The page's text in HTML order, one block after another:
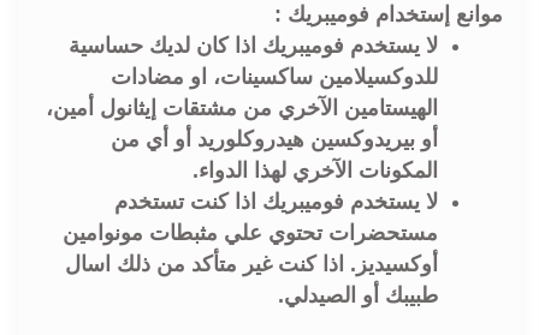
موانع إستخدام فوميبريك :
لا يستخدم فوميبريك اذا كان لديك حساسية
للدوكسيلامين ساكسينات، او مضادات
الهيستامين الآخري من مشتقات إيثانول أمين،
أو بيريدوكسين هيدروكلوريد أو أي من
المكونات الآخري لهذا الدواء.
لا يستخدم فوميبريك اذا كنت تستخدم
مستحضرات تحتوي علي مثبطات مونوامين
أوكسيديز. اذا كنت غير متأكد من ذلك اسال
طبيبك أو الصيدلي.